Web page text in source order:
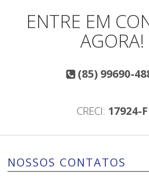
ENTRE EM
AGORA!
(85) 99690-
CRECI: 17924-F
NOSSOS CONTATOS